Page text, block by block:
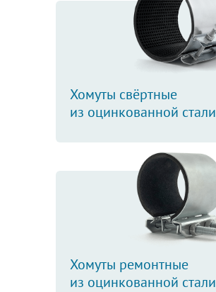
Хомуты свёртные
из оцинкованной стали
Хомуты ремонтные
из оцинкованной стали